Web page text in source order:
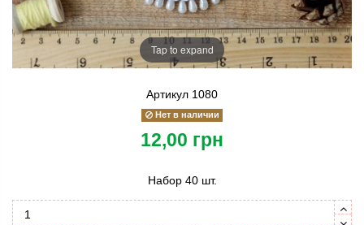
Tap to expand
Артикул 1080
Нет в наличии
12,00 грн
Набор 40 шт.